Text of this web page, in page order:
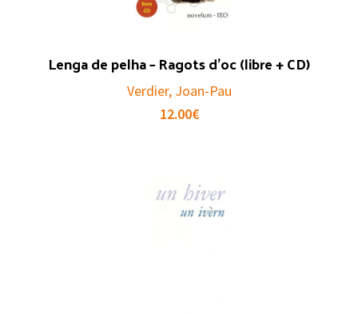
Lenga de pelha – Ragots d’oc (libre + CD)
Verdier, Joan-Pau
12.00€